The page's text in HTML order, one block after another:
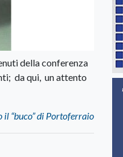
della conferenza
da qui, un attento
il “buco” di Portoferraio